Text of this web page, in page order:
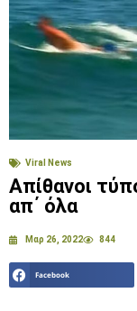
Viral News
Απίθανοι
απ΄ όλα
Μαρ 26, 2022 844
Facebook